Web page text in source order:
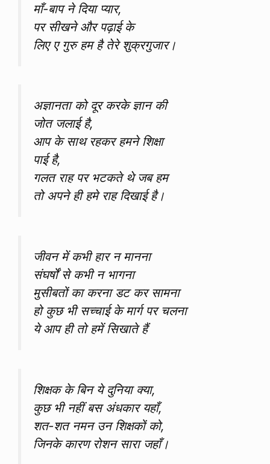
माँ-बाप ने दिया प्यार,
पर सीखने और पढ़ाई के
लिए ए गुरु हम है तेरे शुक्रगुजार।
अज्ञानता को दूर करके ज्ञान की
जोत जलाई है,
आप के साथ रहकर हमने शिक्षा
पाई है,
गलत राह पर भटकते थे जब हम
तो अपने ही हमे राह दिखाई है।
जीवन में कभी हार न मानना
संघर्षों से कभी न भागना
मुसीबतों का करना डट कर सामना
हो कुछ भी सच्चाई के मार्ग पर चलना
ये आप ही तो हमें सिखाते हैं
शिक्षक के बिन ये दुनिया क्या,
कुछ भी नहीं बस अंधकार यहाँ,
शत-शत नमन उन शिक्षकों को,
जिनके कारण रोशन सारा जहाँ।